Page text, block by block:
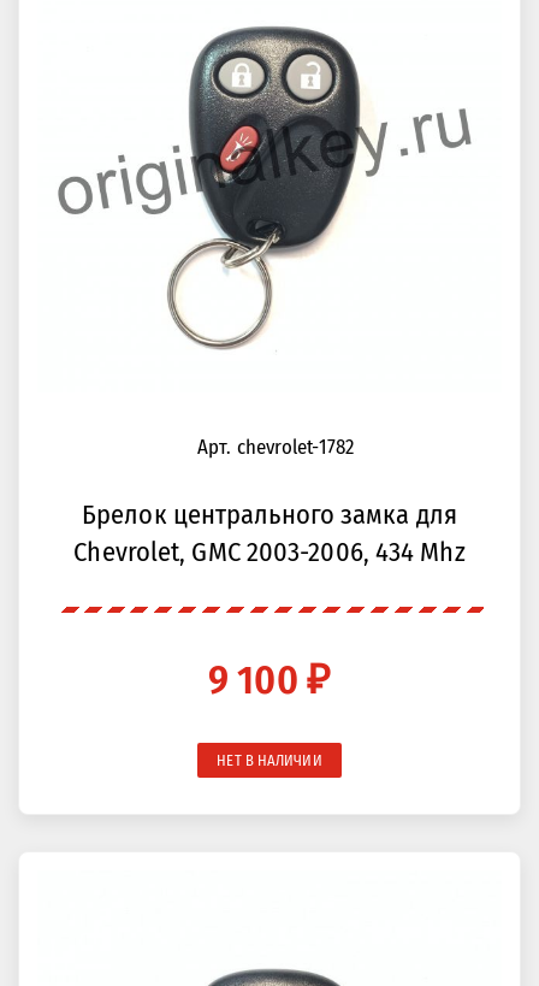
Арт. chevrolet-1782
Брелок центрального замка для
Chevrolet, GMC 2003-2006, 434 Mhz
9 100 ₽
НЕТ В НАЛИЧИИ